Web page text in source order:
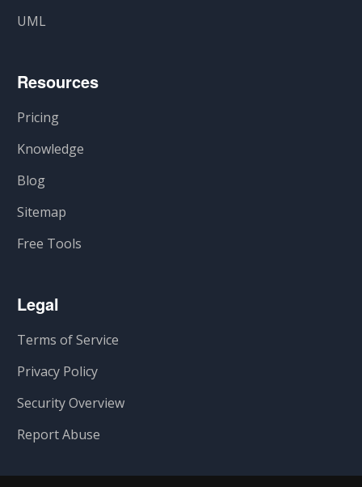
UML
Resources
Pricing
Knowledge
Blog
Sitemap
Free Tools
Legal
Terms of Service
Privacy Policy
Security Overview
Report Abuse